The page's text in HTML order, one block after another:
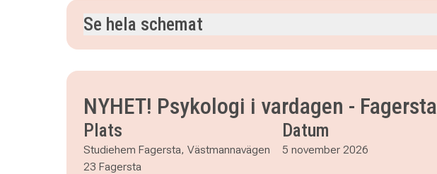
Se hela schemat
torsdag 19 november 2026
klockan 17.00–19.15
torsdag 26 november 2026klockan 17.00–19.15
torsdag 3 december 2026
klockan 17.00–19.15
torsdag 10 december 2026klockan 17.00–19.15
torsdag 17 december 2026
NYHET! Psykologi i vardagen - Fagersta
Plats
Studiehem Fagersta, Västmannavägen
23 Fagersta
Datum
5 november 2026